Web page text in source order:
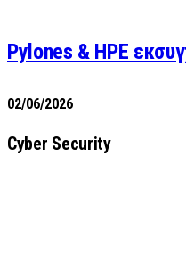
Pylones & HPE
02/06/2026
Cyber Security